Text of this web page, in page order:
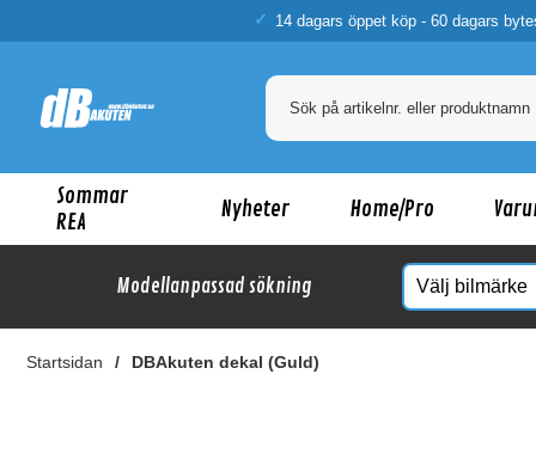
14 dagars öppet köp - 60 dagars
Sommar
REA
Nyheter Home/Pro
Modellanpassad sökning
Startsidan DBAkuten dekal (Guld)